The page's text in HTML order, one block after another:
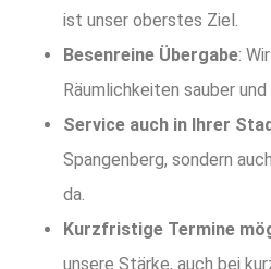
ist unser oberstes Ziel.
Besenreine Übergabe:
Räumlichkeiten sauber
Service auch in Ihrer
Spangenberg, sondern
da.
Kurzfristige Termine
unsere Stärke, auch bei